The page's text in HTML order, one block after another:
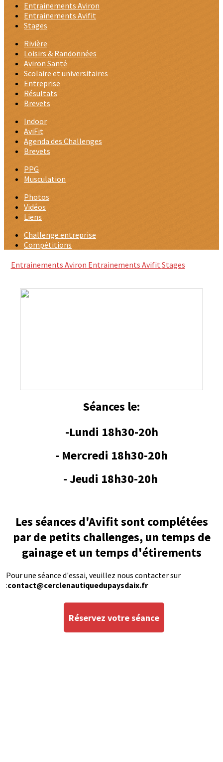
Entrainements Aviron
Entrainements Avifit
Stages
Rivière
Loisirs & Randonnées
Aviron Santé
Scolaire et universitaires
Entreprise
Résultats
Brevets
Indoor
AviFit
Agenda des Challenges
Brevets
PPG
Musculation
Photos
Vidéos
Liens
Challenge entreprise
Compétitions
Entrainements Aviron Entrainements Avifit Stages
Séances le:
-Lundi 18h30-20h
- Mercredi 18h30-20h
- Jeudi 18h30-20h
Les séances d'Avifit sont complétées
par de petits challenges, un temps de
gainage et un temps d'étirements
Pour une séance d'essai, veuillez nous contacter sur
:contact@cerclenautiquedupaysdaix.fr
Réservez votre séance